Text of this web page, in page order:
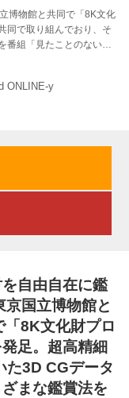
博物館と共同で「8K文化
同で取り組んでおり、そ
番組「見たことのない文
おり、その最新作となる
行なわれた。 これは、人
「梅若 実 桜雪」の梅若家
面 伝山姥。しかしその由
ず、その造形や用途は未
ONLINE-y
自由自在に鑑
京国立博物館と
「8K文化財プロ
足。超高精細
た3D CGデータ
まな鑑賞法を